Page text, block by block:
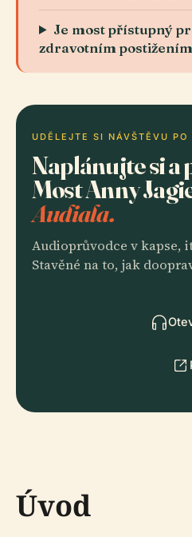
Je most přístupný
zdravotním
UDĚLEJTE SI NÁVŠTĚVU PO
Naplánujte si a
Most Anny
Audiala.
Audioprůvodce v kapse,
Stavěné na to, jak
Úvod